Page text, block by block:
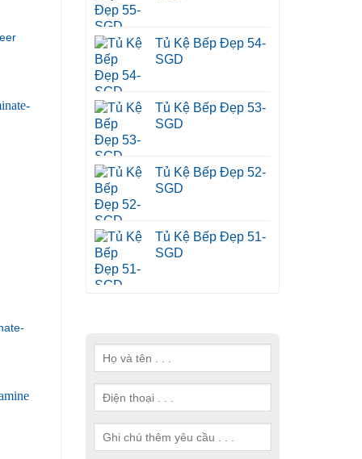
Tủ Kệ Bếp Đẹp 54-
SGD
Tủ Kệ Bếp Đẹp 53-
SGD
Tủ Kệ Bếp Đẹp 52-
SGD
Tủ Kệ Bếp Đẹp 51-
SGD